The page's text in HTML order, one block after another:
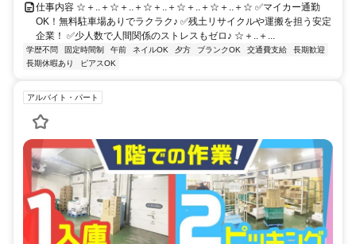
仕事内容 ☆＋..＋☆＋..＋☆＋..＋☆＋..＋☆＋..＋☆ ✅マイカー通勤
OK！無料駐車場ありでラクラク♪ ✅残土リサイクルや運搬を担う安定
企業！ ✅少人数で人間関係のストレスもゼロ♪ ☆＋..＋...
学歴不問 固定時間制 午前 ネイルOK 夕方 ブランクOK 交通費支給
長期歓迎
長期休暇あり
ピアスOK
アルバイト・パート